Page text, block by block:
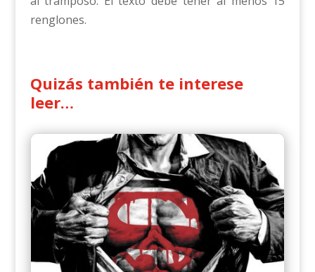
renglones.
Quizás también te interese
leer…